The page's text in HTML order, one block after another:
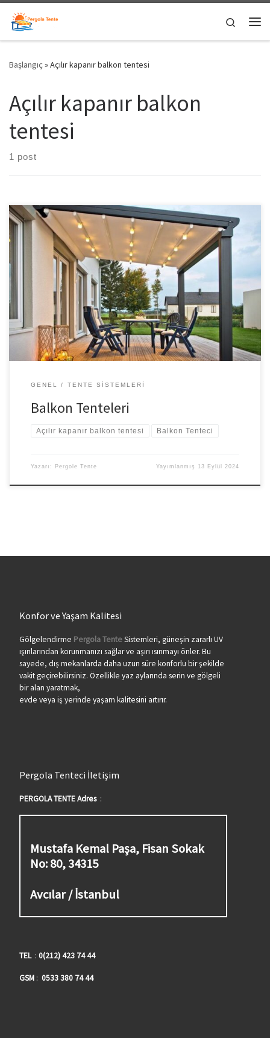
Skip to content
Search
Başlangıç »Açılır kapanır balkon tentesi
Açılır kapanır balkon
tentesi
1 post
Balkon Tenteleri Balkon Tentesi Değişen iklim koşullarında dış
mekanların kullanımı arttırmak ve daha rahat ortamlar elde etmek
için tente kullanılır. Tente; yağmur, kar, dolu, güneş veya rüzgar gibi
olumsuz hava koşulları yaşandığı zamanlarda insanların korunması
için kumaş, bez, ahşap, plastik veya alüminyumdan üretilen
malzemelerdir. Bazı bahçe tenteleri taşınabilir olurken bazıları […]
GENEL TENTE SISTEMLERI
Balkon Tenteleri
Açılır kapanır balkon tentesi Balkon Tenteci
Yazarı: Pergole Tente Yayımlanmış 13 Eylül 2024
Konfor ve Yaşam Kalitesi
Gölgelendirme Pergola TenteSistemleri, güneşin zararlı UV
ışınlarından korunmanızı sağlar ve aşırı ısınmayı önler. Bu
sayede, dış mekanlarda daha uzun süre konforlu bir şekilde
vakit geçirebilirsiniz. Özellikle yaz aylarında serin ve gölgeli
bir alan yaratmak,
evde veya iş yerinde yaşam kalitesini artırır.
Pergola Tenteci İletişim
PERGOLA TENTE Adres:
Mustafa Kemal Paşa, Fisan Sokak
No: 80, 34315
Avcılar / İstanbul
TEL : 0(212) 423 74 44
GSM: 0533 380 74 44